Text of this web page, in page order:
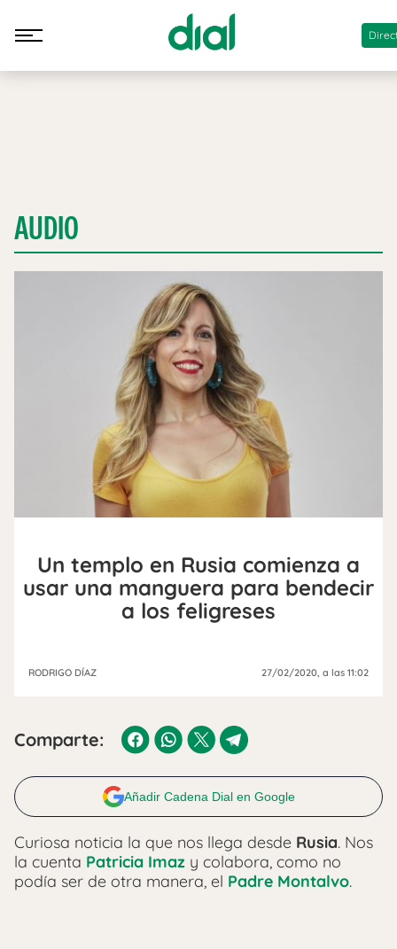
AUDIO
Un templo en Rusia comienza a
usar una manguera para bendecir
a los feligreses
RODRIGO DÍAZ 27/02/2020 , a las 11:02
Comparte:
Añadir Cadena Dial en Google
Curiosa noticia la que nos llega desde Rusia. Nos
la cuenta Patricia Imaz y colabora, como no
podía ser de otra manera, el Padre Montalvo.